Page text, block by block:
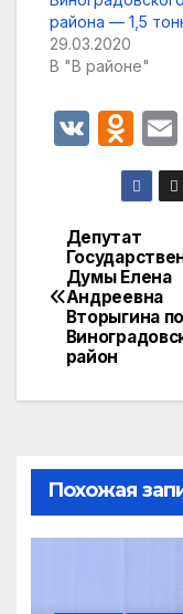
района — 1,5
29.03.2020
В "В районе"
V
O
d
n
o
kl
a
s
ni
по
Депутат
Думы Елена
Андреевна
Вторыгина
район
Похожая